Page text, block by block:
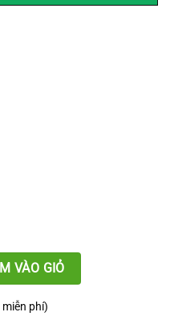
lượng
VÀO GIỎ
phí)